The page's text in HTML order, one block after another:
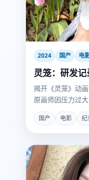
2024 国产 电
灵笼：研发记
揭开《灵笼》动
原画师因压力过
菇。
国产 电影 纪